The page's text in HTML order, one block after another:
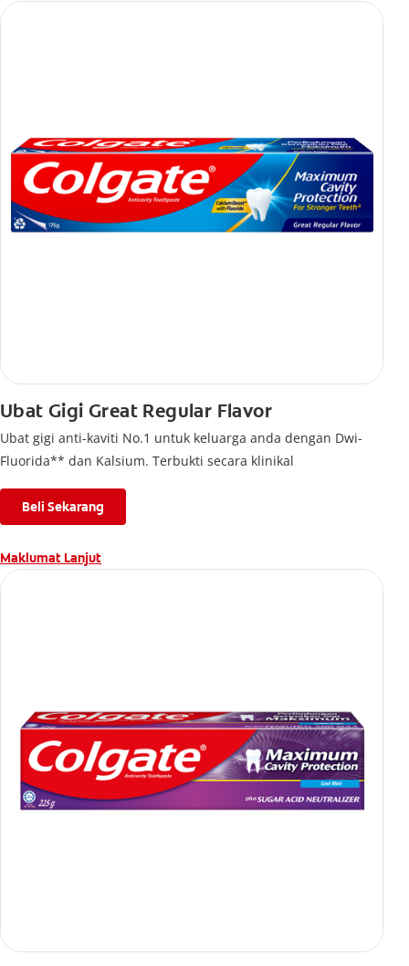
Ubat Gigi Great Regular Flavor
Ubat gigi anti-kaviti No.1 untuk keluarga anda dengan Dwi-
Fluorida** dan Kalsium. Terbukti secara klinikal
Beli Sekarang
Maklumat Lanjut